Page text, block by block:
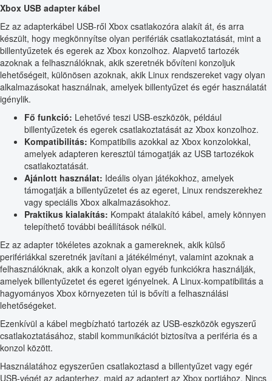
Xbox USB adapter kábel
Ez az adapterkábel USB-ről Xbox csatlakozóra alakít át, és arra
készült, hogy megkönnyítse olyan perifériák csatlakoztatását, mint a
billentyűzetek és egerek az Xbox konzolhoz. Alapvető tartozék
azoknak a felhasználóknak, akik szeretnék bővíteni konzoljuk
lehetőségeit, különösen azoknak, akik Linux rendszereket vagy olyan
alkalmazásokat használnak, amelyek billentyűzet és egér használatát
igénylik.
Fő funkció: Lehetővé teszi USB-eszközök, például
billentyűzetek és egerek csatlakoztatását az Xbox konzolhoz.
Kompatibilitás: Kompatibilis azokkal az Xbox konzolokkal,
amelyek adapteren keresztül támogatják az USB tartozékok
csatlakoztatását.
Ajánlott használat: Ideális olyan játékokhoz, amelyek
támogatják a billentyűzetet és az egeret, Linux rendszerekhez
vagy speciális Xbox alkalmazásokhoz.
Praktikus kialakítás: Kompakt átalakító kábel, amely könnyen
telepíthető további beállítások nélkül.
Ez az adapter tökéletes azoknak a gamereknek, akik külső
perifériákkal szeretnék javítani a játékélményt, valamint azoknak a
felhasználóknak, akik a konzolt olyan egyéb funkciókra használják,
amelyek billentyűzetet és egeret igényelnek. A Linux-kompatibilitás a
hagyományos Xbox környezeten túl is bővíti a felhasználási
lehetőségeket.
Ezenkívül a kábel megbízható tartozék az USB-eszközök egyszerű
csatlakoztatásához, stabil kommunikációt biztosítva a periféria és a
konzol között.
Használatához egyszerűen csatlakoztasd a billentyűzet vagy egér
USB-végét az adapterhez, majd az adaptert az Xbox portjához. Nincs